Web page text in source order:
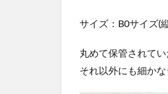
サイズ：B0サイズ(
丸めて保管されて
それ以外にも細か